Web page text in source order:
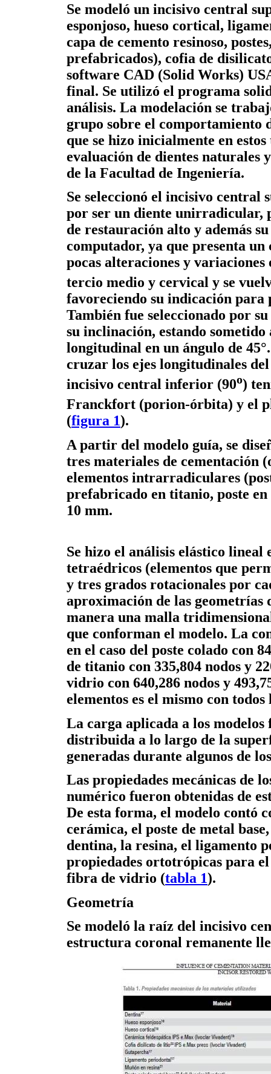
Se modeló un incisivo central
esponjoso, hueso cortical,
capa de cemento resinoso,
prefabricados), cofia de
software CAD (Solid Works)
final. Se utilizó el programa
análisis. La modelación se
grupo sobre el comportamiento
que se hizo inicialmente en
evaluación de dientes naturales
de la Facultad de Ingeniería.
Se seleccionó el incisivo
por ser un diente unirradicular,
de restauración alto y además
computador, ya que presenta
pocas alteraciones y
tercio medio y cervical y se
favoreciendo su indicación para
También fue seleccionado por
su inclinación, estando
longitudinal en un ángulo de
cruzar los ejes longitudinales
incisivo central inferior (90o)
Franckfort (porion-órbita) y el
(figura 1).
A partir del modelo guía, se
tres materiales de cementación
elementos intrarradiculares
prefabricado en titanio, poste
10 mm.
Se hizo el análisis elástico
tetraédricos (elementos que
y tres grados rotacionales por
aproximación de las geometrías
manera una malla
que conforman el modelo. La
en el caso del poste colado con
de titanio con 335,804 nodos y
vidrio con 640,286 nodos y
elementos es el mismo con
La carga aplicada a los
distribuida a lo largo de la
generadas durante algunos de
Las propiedades mecánicas de
numérico fueron obtenidas de
De esta forma, el modelo contó
cerámica, el poste de metal
dentina, la resina, el ligamento
propiedades ortotrópicas para
fibra de vidrio (tabla 1).
Geometría
Se modeló la raíz del incisivo
estructura coronal remanente